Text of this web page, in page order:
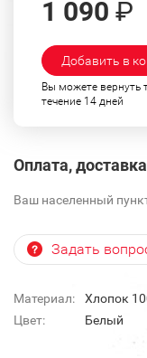
1 090 ₽
Добавить в
Вы можете вернуть
течение 14 дней
Оплата, доставка
Ваш населенный
Задать
Материал:
Хлопок
Цвет:
Белый